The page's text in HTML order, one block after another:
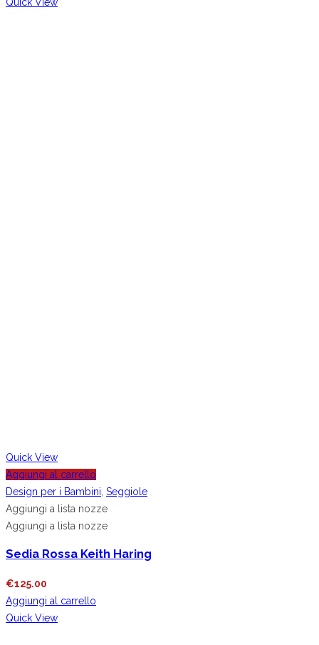
Quick View
Aggiungi al carrello
Design per i Bambini Seggiole
Aggiungi a lista nozze
Aggiungi a lista nozze
Sedia Rossa Keith Haring
€125.00
Aggiungi al carrello
Quick View